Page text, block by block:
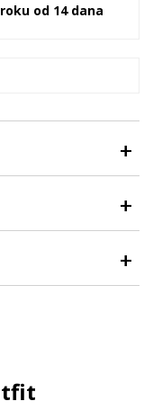
od 14 dana